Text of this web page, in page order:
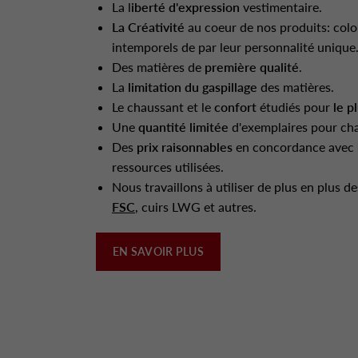
La liberté d'expression vestimentaire.
La Créativité au coeur de nos produits:
intemporels de par leur personnalité unique.
Des matières de première qualité.
La limitation du gaspillage des matières.
Le chaussant et le confort étudiés pour le
Une quantité limitée d'exemplaires pour
Des prix raisonnables en concordance avec
ressources utilisées.
Nous travaillons à utiliser de plus en plus
FSC, cuirs LWG et autres.
EN SAVOIR PLUS